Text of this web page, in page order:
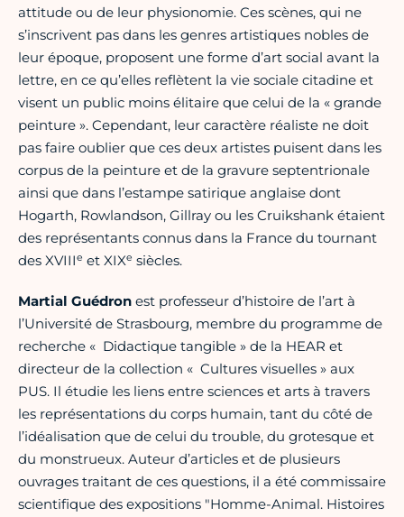
attitude ou de leur physionomie. Ces scènes, qui ne
s’inscrivent pas dans les genres artistiques nobles de
leur époque, proposent une forme d’art social avant la
lettre, en ce qu’elles reflètent la vie sociale citadine et
visent un public moins élitaire que celui de la « grande
peinture ». Cependant, leur caractère réaliste ne doit
pas faire oublier que ces deux artistes puisent dans les
corpus de la peinture et de la gravure septentrionale
ainsi que dans l’estampe satirique anglaise dont
Hogarth, Rowlandson, Gillray ou les Cruikshank étaient
des représentants connus dans la France du tournant
des XVIIIe et XIXe siècles.
Martial Guédron est professeur d’histoire de l’art à
l’Université de Strasbourg, membre du programme de
recherche « Didactique tangible » de la HEAR et
directeur de la collection « Cultures visuelles » aux
PUS. Il étudie les liens entre sciences et arts à travers
les représentations du corps humain, tant du côté de
l’idéalisation que de celui du trouble, du grotesque et
du monstrueux. Auteur d’articles et de plusieurs
ouvrages traitant de ces questions, il a été commissaire
scientifique des expositions "Homme-Animal. Histoires